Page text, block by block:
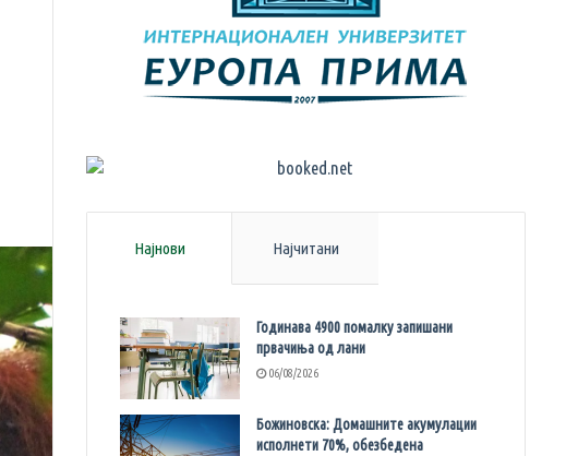
Најнови Најчитани
Годинава 4900 помалку запишани
првачиња од лани
06/08/2026
Божиновска: Домашните акумулации
исполнети 70%, обезбедена